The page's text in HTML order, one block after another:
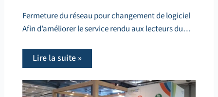
Fermeture du réseau pour changement de logiciel
Afin d’améliorer le service rendu aux lecteurs du…
Lire la suite »